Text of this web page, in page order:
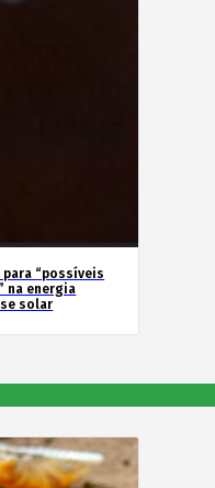
para “possíveis
na energia
solar